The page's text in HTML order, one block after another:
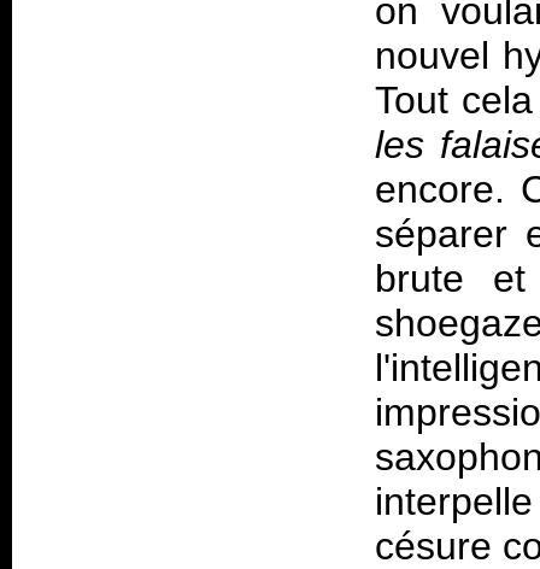
on
nouvel
Tout
les
encore.
séparer
brute
césure